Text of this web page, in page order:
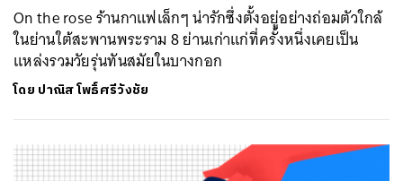
On the rose ร้านกาแฟเล็กๆ น่ารักซึ่งตั้งอยู่อย่างถ่อมตัวใกล้
ในย่านใต้สะพานพระราม 8 ย่านเก่าแก่ที่ครั้งหนึ่งเคยเป็น
แหล่งรวมวัยรุ่นทันสมัยในบางกอก
โดย ปาณิส โพธิ์ศรีวังชัย